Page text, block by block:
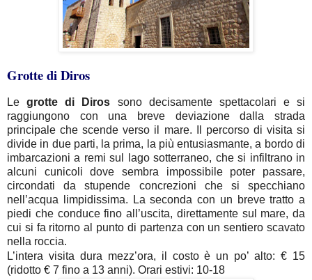
Grotte di Diros
Legrotte di Diros sono decisamente spettacolari e si
raggiungono con una breve deviazione dalla strada
principale che scende verso il mare. Il percorso di visita si
divide in due parti, la prima, la più entusiasmante, a bordo di
imbarcazioni a remi sul lago sotterraneo, che si infiltrano in
alcuni cunicoli dove sembra impossibile poter passare,
circondati da stupende concrezioni che si specchiano
nell’acqua limpidissima. La seconda con un breve tratto a
piedi che conduce fino all’uscita, direttamente sul mare, da
cui si fa ritorno al punto di partenza con un sentiero scavato
nella roccia.
L’intera visita dura mezz’ora, il costo è un po’ alto: € 15
(ridotto € 7 fino a 13 anni). Orari estivi: 10-18